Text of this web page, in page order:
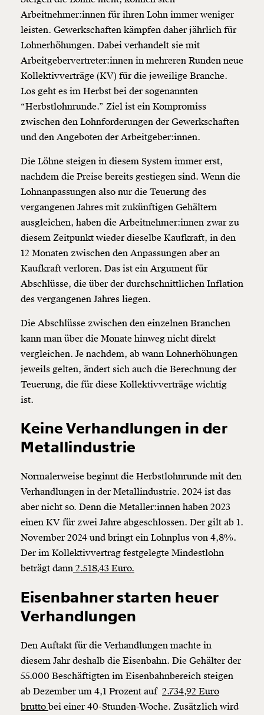
Arbeitnehmer:innen für ihren Lohn immer weniger
leisten. Gewerkschaften kämpfen daher jährlich für
Lohnerhöhungen. Dabei verhandelt sie mit
Arbeitgebervertreter:innen in mehreren Runden neue
Kollektivverträge (KV) für die jeweilige Branche.
Los geht es im Herbst bei der sogenannten
“Herbstlohnrunde.” Ziel ist ein Kompromiss
zwischen den Lohnforderungen der Gewerkschaften
und den Angeboten der Arbeitgeber:innen.
Die Löhne steigen in diesem System immer erst,
nachdem die Preise bereits gestiegen sind. Wenn die
Lohnanpassungen also nur die Teuerung des
vergangenen Jahres mit zukünftigen Gehältern
ausgleichen, haben die Arbeitnehmer:innen zwar zu
diesem Zeitpunkt wieder dieselbe Kaufkraft, in den
12 Monaten zwischen den Anpassungen aber an
Kaufkraft verloren. Das ist ein Argument für
Abschlüsse, die über der durchschnittlichen Inflation
des vergangenen Jahres liegen.
Die Abschlüsse zwischen den einzelnen Branchen
kann man über die Monate hinweg nicht direkt
vergleichen. Je nachdem, ab wann Lohnerhöhungen
jeweils gelten, ändert sich auch die Berechnung der
Teuerung, die für diese Kollektivverträge wichtig
ist.
Keine Verhandlungen in der
Metallindustrie
Normalerweise beginnt die Herbstlohnrunde mit den
Verhandlungen in der Metallindustrie. 2024 ist das
aber nicht so. Denn die Metaller:innen haben 2023
einen KV für zwei Jahre abgeschlossen. Der gilt ab 1.
November 2024 und bringt ein Lohnplus von 4,8%.
Der im Kollektivvertrag festgelegte Mindestlohn
beträgt dann 2.518,43 Euro.
Eisenbahner starten heuer
Verhandlungen
Den Auftakt für die Verhandlungen machte in
diesem Jahr deshalb die Eisenbahn. Die Gehälter der
55.000 Beschäftigten im Eisenbahnbereich steigen
ab Dezember um 4,1 Prozent auf 2.734,92 Euro
brutto bei einer 40-Stunden-Woche. Zusätzlich wird